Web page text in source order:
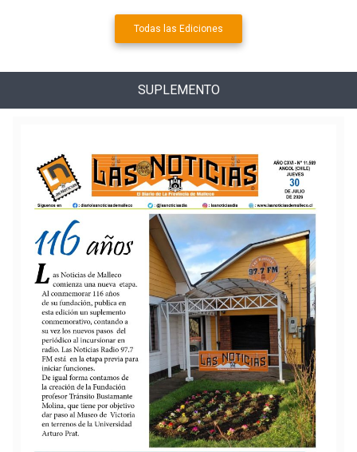
Todas las Ediciones
SUPLEMENTO